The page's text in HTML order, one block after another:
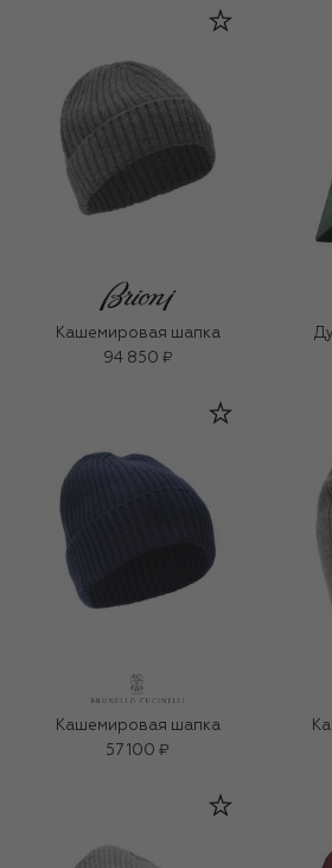
Кашемировая шапка
94 850 ₽
Кашемировая шапка
57 100 ₽